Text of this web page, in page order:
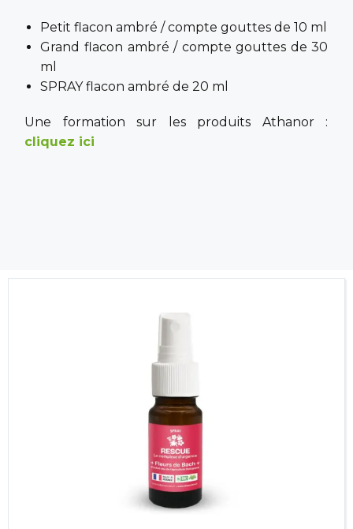
Petit flacon ambré / compte gouttes de 10 ml
Grand flacon ambré / compte gouttes de 30
ml
SPRAY flacon ambré de 20 ml
Une formation sur les produits Athanor :
cliquez ici